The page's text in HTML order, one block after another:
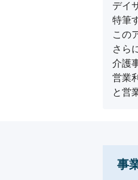
デイ
特筆
この
さら
介護
営業
と営
事